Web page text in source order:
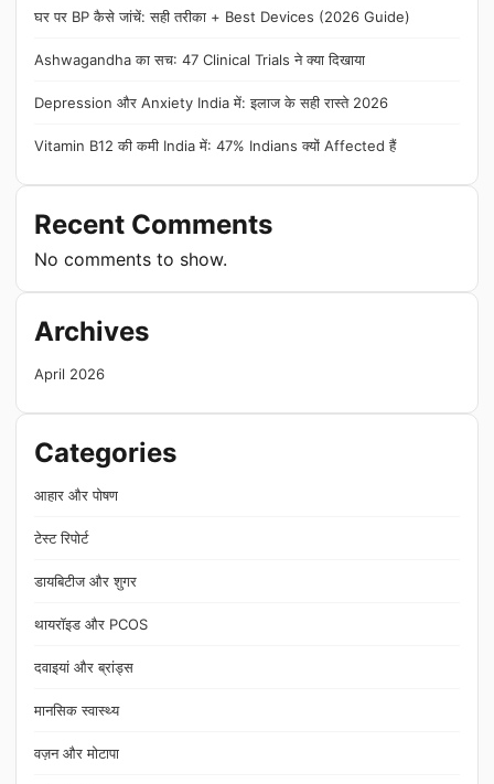
घर पर BP कैसे जांचें: सही तरीका + Best Devices (2026 Guide)
Ashwagandha का सच: 47 Clinical Trials ने क्या दिखाया
Depression और Anxiety India में: इलाज के सही रास्ते 2026
Vitamin B12 की कमी India में: 47% Indians क्यों Affected हैं
Recent Comments
No comments to show.
Archives
April 2026
Categories
आहार और पोषण
टेस्ट रिपोर्ट
डायबिटीज और शुगर
थायरॉइड और PCOS
दवाइयां और ब्रांड्स
मानसिक स्वास्थ्य
वज़न और मोटापा